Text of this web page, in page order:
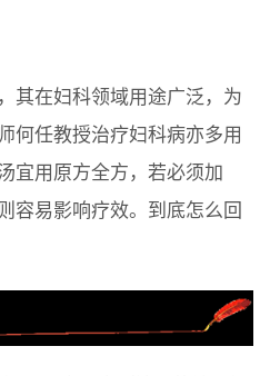
其在妇科领域用途广泛，为
何任教授治疗妇科病亦多用
宜用原方全方，若必须加
容易影响疗效。到底怎么回